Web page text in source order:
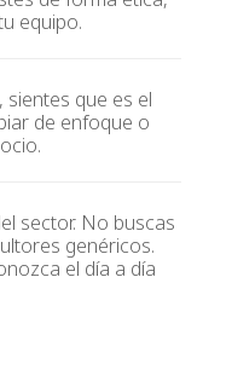
equipo.
que es el
de enfoque o
sector. No buscas
genéricos.
el día a día